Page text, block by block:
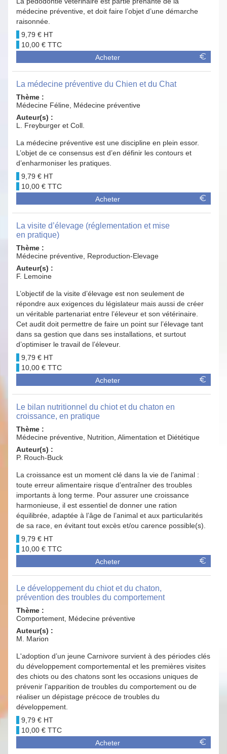
médecine préventive, et doit faire l’objet d’une démarche
raisonnée.
9,79 €
10,00 €
Acheter
La médecine préventive du Chien et du Chat
Thème :
Médecine Féline, Médecine préventive
Auteur(s) :
L. Freyburger et Coll.
La médecine préventive est une discipline en plein essor.
L’objet de ce consensus est d’en définir les contours et
d’enharmoniser les pratiques.
9,79 €
10,00 €
Acheter
La visite d’élevage (réglementation et mise
en pratique)
Thème :
Médecine préventive, Reproduction-Elevage
Auteur(s) :
F. Lemoine
L’objectif de la visite d’élevage est non seulement de
répondre aux exigences du législateur mais aussi de créer
un véritable partenariat entre l’éleveur et son vétérinaire.
Cet audit doit permettre de faire un point sur l’élevage tant
dans sa gestion que dans ses installations, et surtout
d’optimiser le travail de l’éleveur.
9,79 €
10,00 €
Acheter
Le bilan nutritionnel du chiot et du chaton en
croissance, en pratique
Thème :
Médecine préventive, Nutrition, Alimentation et Diététique
Auteur(s) :
P. Rouch-Buck
La croissance est un moment clé dans la vie de l’animal :
toute erreur alimentaire risque d’entraîner des troubles
importants à long terme. Pour assurer une croissance
harmonieuse, il est essentiel de donner une ration
équilibrée, adaptée à l’âge de l’animal et aux particularités
de sa race, en évitant tout excès et/ou carence possible(s).
9,79 €
10,00 €
Acheter
Le développement du chiot et du chaton,
prévention des troubles du comportement
Thème :
Comportement, Médecine préventive
Auteur(s) :
M. Marion
L'adoption d’un jeune Carnivore survient à des périodes clés
du développement comportemental et les premières visites
des chiots ou des chatons sont les occasions uniques de
prévenir l’apparition de troubles du comportement ou de
réaliser un dépistage précoce de troubles du
développement.
9,79 €
10,00 €
Acheter